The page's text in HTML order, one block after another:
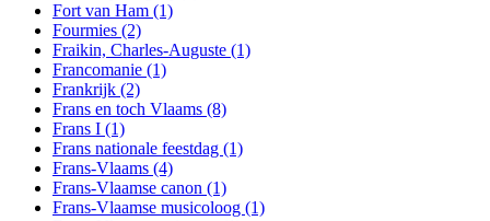
Fort van Ham (1)
Fourmies (2)
Fraikin, Charles-Auguste (1)
Francomanie (1)
Frankrijk (2)
Frans en toch Vlaams (8)
Frans I (1)
Frans nationale feestdag (1)
Frans-Vlaams (4)
Frans-Vlaamse canon (1)
Frans-Vlaamse musicoloog (1)